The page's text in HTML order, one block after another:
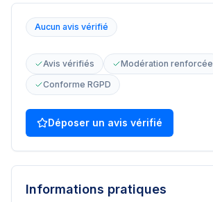
Aucun avis vérifié
Avis vérifiés
Modération renforcée
Conforme RGPD
Déposer un avis vérifié
Informations pratiques